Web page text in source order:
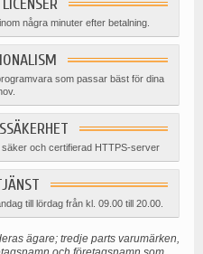
några minuter efter betalning.
som passar bäst för dina
och certifierad HTTPS-server
till lördag från kl. 09.00 till 20.00.
ägare; tredje parts varumärken,